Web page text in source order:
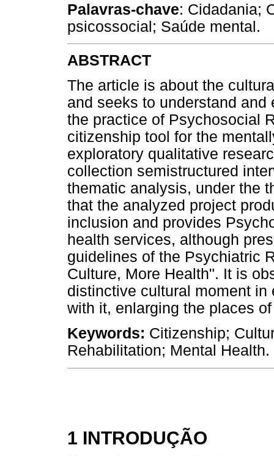
Palavras-chave: Cidadania;
psicossocial; Saúde mental.
ABSTRACT
The article is about the
and seeks to understand
the practice of Psychosocial
citizenship tool for the
exploratory qualitative
collection semistructured
thematic analysis, under the
that the analyzed project
inclusion and provides
health services, although
guidelines of the Psychiatric
Culture, More Health". It is
distinctive cultural moment
with it, enlarging the places
Keywords: Citizenship;
Rehabilitation; Mental Health.
1 INTRODUÇÃO